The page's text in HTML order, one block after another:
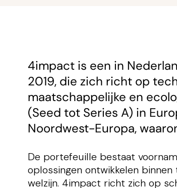
4impact is een in
2019, die zich richt op
maatschappelijke en
(Seed tot Series A) in
Noordwest-Europa,
De portefeuille bestaat
oplossingen ontwikkelen binnen
welzijn. 4impact richt zich op